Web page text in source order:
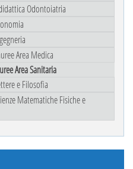
Odontoiatria
Area Medica
Area Sanitaria
e Filosofia
Matematiche Fisiche e